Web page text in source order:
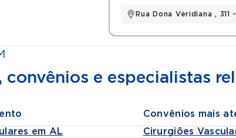
Rua Dona Veridiana ,
convênios e especialistas
em AL
Convênios mais
Cirurgiões